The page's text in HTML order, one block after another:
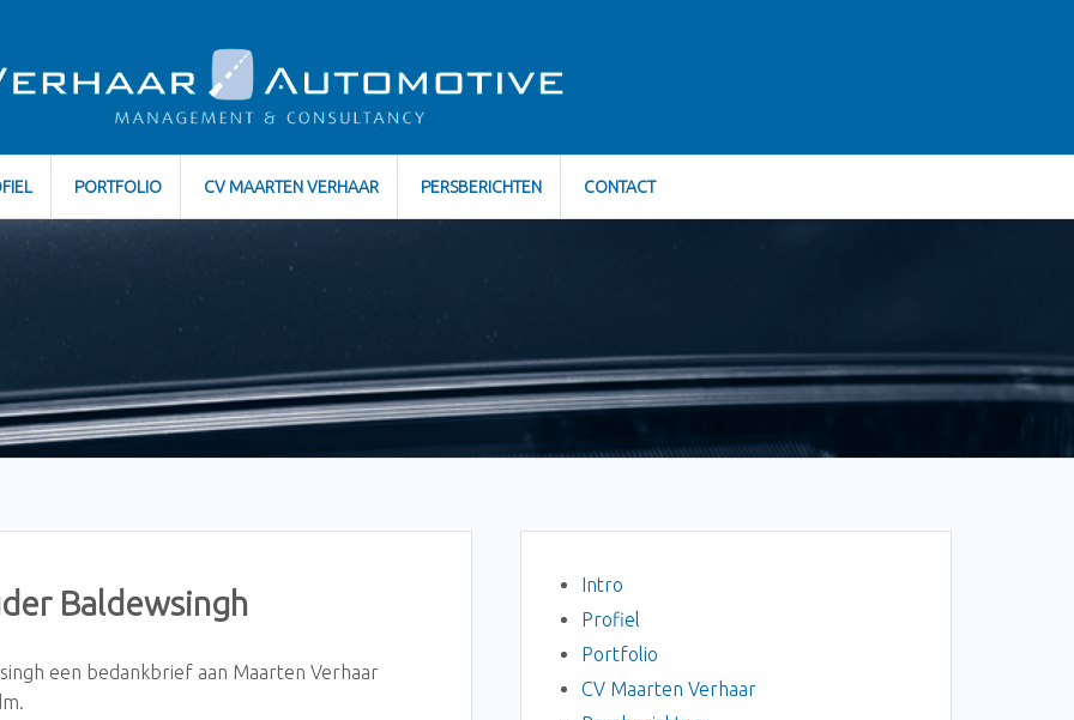
PORTFOLIO CV MAARTEN VERHAAR PERSBERICHTEN CONTACT
Baldewsingh
een bedankbrief aan Maarten Verhaar
Intro
Profiel
Portfolio
CV Maarten Verhaar